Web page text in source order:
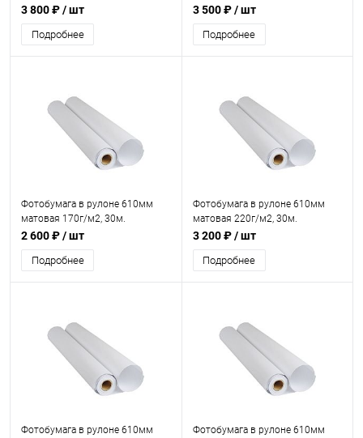
3 800 ₽/ шт
Подробнее
3 500 ₽/ шт
Подробнее
Фотобумага в рулоне 610мм
матовая 170г/м2, 30м.
2 600 ₽/ шт
Подробнее
Фотобумага в рулоне 610мм
матовая 220г/м2, 30м.
двусторонняя
3 200 ₽/ шт
Подробнее
Фотобумага в рулоне 610мм
Фотобумага в рулоне 610мм